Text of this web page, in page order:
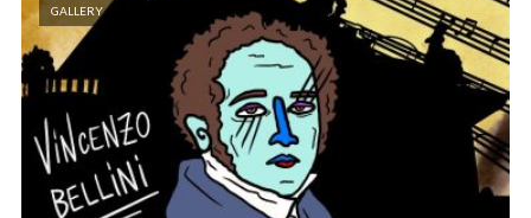
GALLERY